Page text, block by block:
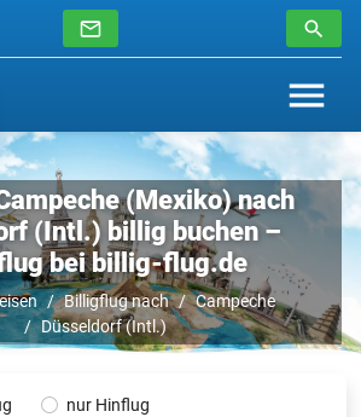
(Mexiko) nach
(Intl.) billig buchen –
bei billig-flug.de
Billigflug nach
Campeche
Düsseldorf (Intl.)
nur Hinflug